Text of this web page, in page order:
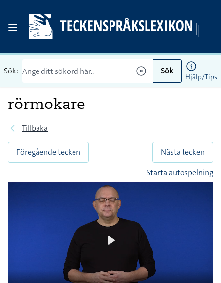
Sök: Sök
Hjälp/Tips
rörmokare
Tillbaka
Föregående tecken
Nästa tecken
Starta autospelning